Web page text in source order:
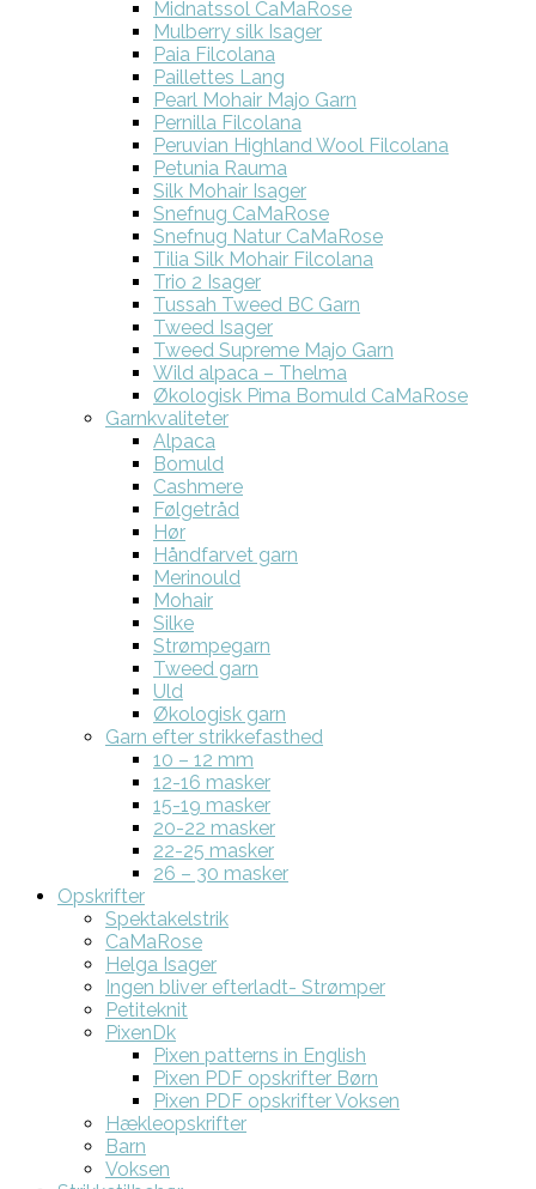
Midnatssol CaMaRose
Mulberry silk Isager
Paia Filcolana
Paillettes Lang
Pearl Mohair Majo Garn
Pernilla Filcolana
Peruvian Highland Wool Filcolana
Petunia Rauma
Silk Mohair Isager
Snefnug CaMaRose
Snefnug Natur CaMaRose
Tilia Silk Mohair Filcolana
Trio 2 Isager
Tussah Tweed BC Garn
Tweed Isager
Tweed Supreme Majo Garn
Wild alpaca – Thelma
Økologisk Pima Bomuld CaMaRose
Garnkvaliteter
Alpaca
Bomuld
Cashmere
Følgetråd
Hør
Håndfarvet garn
Merinould
Mohair
Silke
Strømpegarn
Tweed garn
Uld
Økologisk garn
Garn efter strikkefasthed
10 – 12 mm
12-16 masker
15-19 masker
20-22 masker
22-25 masker
26 – 30 masker
Opskrifter
Spektakelstrik
CaMaRose
Helga Isager
Ingen bliver efterladt- Strømper
Petiteknit
PixenDk
Pixen patterns in English
Pixen PDF opskrifter Børn
Pixen PDF opskrifter Voksen
Hækleopskrifter
Barn
Voksen